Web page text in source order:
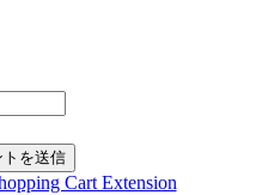
Cart Extension